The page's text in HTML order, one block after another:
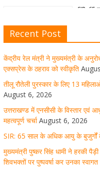
SIR: 65
मुख्यमंत्री
पर
धर्मनगरी
और
Recent Post
केंद्रीय रेल मंत्री ने मुख्यमंत्री के
एक्सप्रेस के ठहराव को स्वीकृति
तीलू रौतेली पुरस्कार के लिए 13
August 6, 2026
उत्तराखण्ड में एनसीसी के विस्तार एवं
महत्वपूर्ण चर्चा August 6, 2026
SIR: 65 साल के अधिक आयु के बुजुर्गों
मुख्यमंत्री पुष्कर सिंह धामी ने हरकी
शिवभक्तों पर पुष्पवर्षा कर उनका स्वागत